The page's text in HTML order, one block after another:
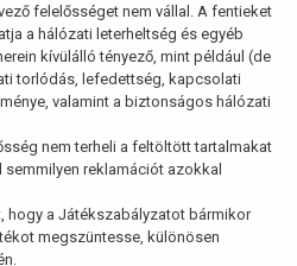
felelősséget nem vállal. A fentieket
a hálózati leterheltség és egyéb
kívülálló tényező, mint például (de
torlódás, lefedettség, kapcsolati
valamint a biztonságos hálózati
nem terheli a feltöltött tartalmakat
reklamációt azokkal
hogy a Játékszabályzatot bármikor
megszüntesse, különösen